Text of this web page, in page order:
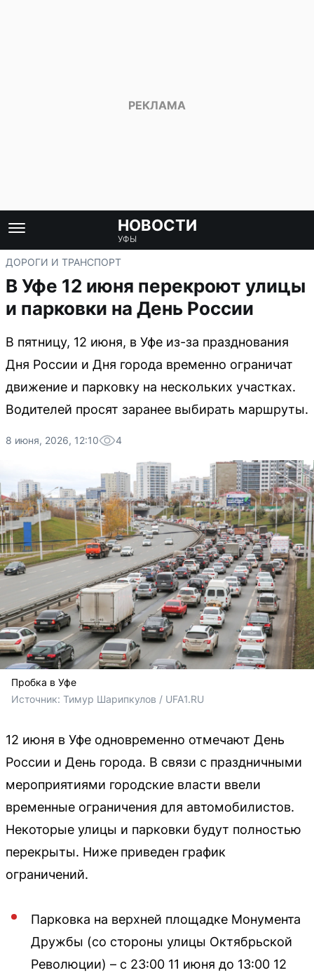
НОВОСТИ
УФЫ
ДОРОГИ И ТРАНСПОРТ
В Уфе 12 июня перекроют улицы
и парковки на День России
В пятницу, 12 июня, в Уфе из-за празднования
Дня России и Дня города временно ограничат
движение и парковку на нескольких участках.
Водителей просят заранее выбирать маршруты.
8 июня, 2026, 12:10 4
Пробка в Уфе
Источник: Тимур Шарипкулов / UFA1.RU
12 июня в Уфе одновременно отмечают День
России и День города. В связи с праздничными
мероприятиями городские власти ввели
временные ограничения для автомобилистов.
Некоторые улицы и парковки будут полностью
перекрыты. Ниже приведен график
ограничений.
Парковка на верхней площадке Монумента
Дружбы (со стороны улицы Октябрьской
Революции) – с 23:00 11 июня до 13:00 12